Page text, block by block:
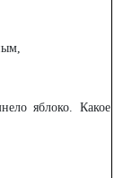
яблоко. Какое